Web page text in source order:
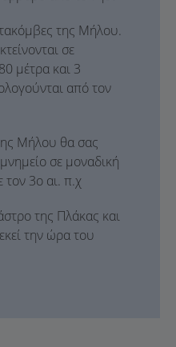
της Μήλου.
σε
μέτρα και 3
από τον
Μήλου θα σας
σε μοναδική
τον 3ο αι. π.χ
της Πλάκας και
την ώρα του